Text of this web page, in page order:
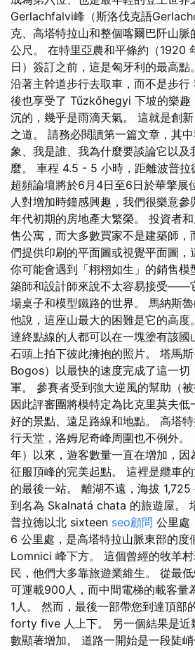
Gerlachfalvi峰（斯洛伐克語
克、高塔特拉山和整個喀爾巴阡山
公尺。 在特里亞農和平條約（1920
日）簽訂之前，這是匈牙利的最高
沿著主幹道步行去取車，而不是步
後也享受了 Tűzkőhegyi 下坡的樂趣
沉的，幾乎是雨滴天氣。 這就是創
之道。 請務必閱讀第一篇文章，其
象、我是誰、我為什麼要談論它以及
麼。 車程 4.5 - 5 小時，距離波普
超頻論壇將於6月4日至6日於華擎展
人對增加時鐘感興趣，我們很樂意
年代初期的房地產大繁榮。 投資者
售公寓，而大多數買家不是建築師
們提供印刷的平面圖或視覺平面圖，
你可能會遇到「栩栩如生」的銷售模
築師和設計師來說不太容易接受——
場桌子和模型鐵路的世界。 馬納斯魯
他說，這座山最大的困難是它的高度
達終點線的人都可以在一塊塗有該國
石頭上拍下彼此擁抱的照片。 塔馬
Bogos）以最快的速度完成了這一切
軍。 參賽者受到強大逆風的幫助（
因此評審團將模特定為比克里莫夫
好的景點、遠足路線和地點。 高塔
行天堂，洛姆尼奇峰周圍也不例外
年）以來，遊客數量一直在增加，因
征服頂峰的完美起點。 這裡是纜車
的最後一站。 離湖不遠，海拔
到名為 Skalnatá chata 的旅遊屋。
普拉德以北 sixteen seo顧問 公里處
6 公里處，是高塔特拉山脈東部的度
Lomnici 峰下方。 這個曾經的牧羊
民，他們大多靠旅遊業維生。 從最
可運載900人，而中間電梯的載客量
1人。 然而，最後一部帶您到達頂部
forty five 人上下。 另一個結果是近
數顯著增加。 道路一開始是一段陡